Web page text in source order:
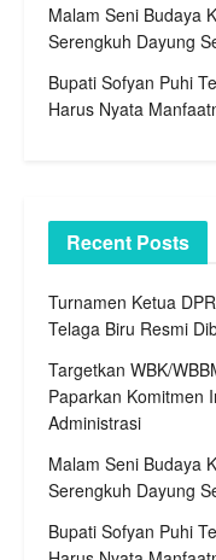
Malam Seni Budaya
Serengkuh Dayung
Bupati Sofyan Puhi
Harus Nyata
Recent Posts
Turnamen Ketua
Telaga Biru Resmi
Targetkan WBK/
Paparkan Komitmen
Administrasi
Malam Seni Budaya
Serengkuh Dayung
Bupati Sofyan Puhi